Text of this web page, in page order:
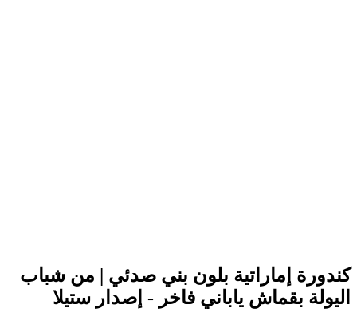
كندورة إماراتية بلون بني صدئي | من شباب
اليولة بقماش ياباني فاخر - إصدار ستيلا